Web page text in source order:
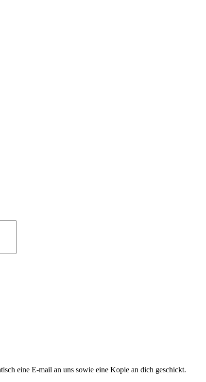
eine E-mail an uns sowie eine Kopie an dich geschickt.